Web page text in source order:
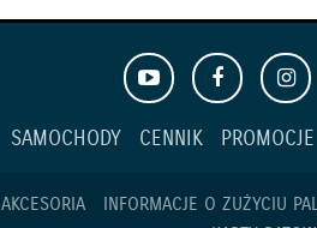
SAMOCHODY CENNIK PROMOCJE
AKCESORIA INFORMACJE O ZUŻYCIU